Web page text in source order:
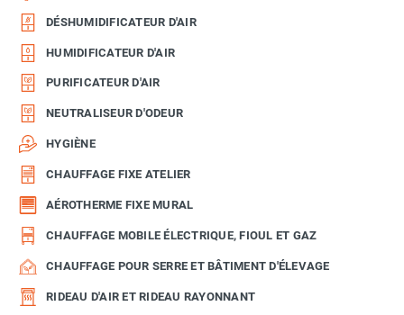
DÉSHUMIDIFICATEUR D'AIR
HUMIDIFICATEUR D'AIR
PURIFICATEUR D'AIR
NEUTRALISEUR D'ODEUR
HYGIÈNE
CHAUFFAGE FIXE ATELIER
AÉROTHERME FIXE MURAL
CHAUFFAGE MOBILE ÉLECTRIQUE, FIOUL ET GAZ
CHAUFFAGE POUR SERRE ET BÂTIMENT D'ÉLEVAGE
RIDEAU D'AIR ET RIDEAU RAYONNANT